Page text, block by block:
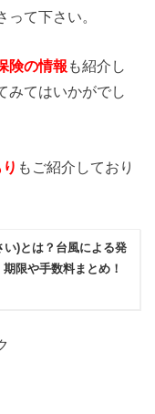
て下さい。
険の情報 も紹介し
みてはいかがでし
もご紹介しており
い)とは？台風による発
限や手数料まとめ！